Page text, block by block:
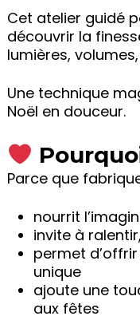
Cet atelier guidé
découvrir la
lumières,
Une technique
Noël en douceur.
Parce que
nourrit
invite à
permet
unique
ajoute une
aux fêtes